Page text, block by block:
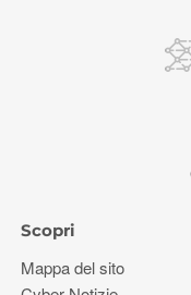
Scopri
Mappa del sito